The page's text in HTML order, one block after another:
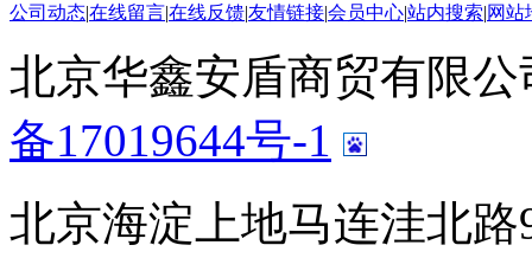
公司动态|在线留言|在线反馈|友情链接|会员中心|站内搜索|网站
北京华鑫安盾商贸有限
备17019644号-1
北京海淀上地马连洼北